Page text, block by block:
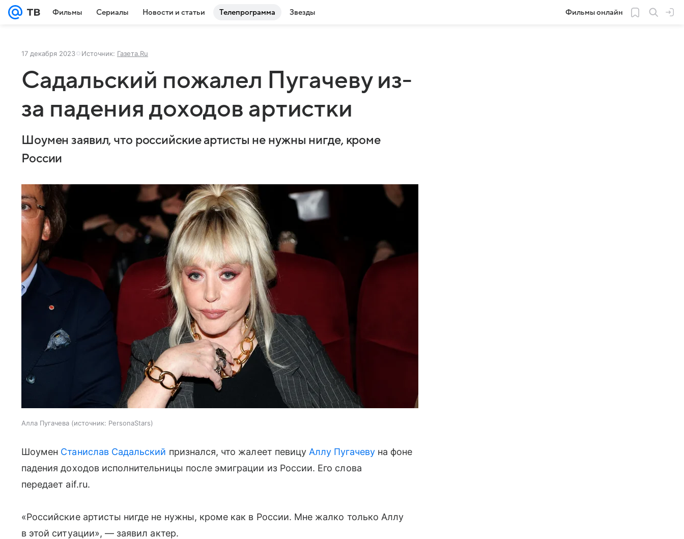
Фильмы Сериалы Новости и статьи Телепрограмма Звезды Фильмы онлайн
17 декабря 2023 Источник: Газета.Ru
Садальский пожалел Пугачеву из-
за падения доходов артистки
Шоумен заявил, что российские артисты не нужны нигде, кроме
России
Алла Пугачева источник: PersonaStars
Шоумен Станислав Садальский признался, что жалеет певицу Аллу Пугачевуна фоне
падения доходов исполнительницы после эмиграции из России. Его слова
передает aif.ru.
«Российские артисты нигде не нужны, кроме как в России. Мне жалко только Аллу
в этой ситуации», — заявил актер.